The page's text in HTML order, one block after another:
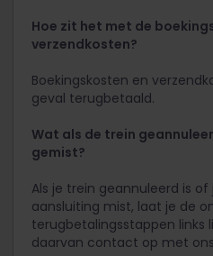
Hoe zit het met de
verzendkosten?
Boekingskosten en
geval terugbetaald.
Wat als de trein
gemist?
Als je trein geannuleerd is of
aansluiting mist, laat je de
terugbetalingsstappen links
daarvan contact op met